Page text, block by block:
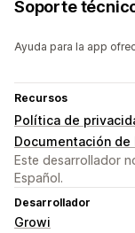
Soporte
Ayuda para la app
Recursos
Política de
Documentación de
Este desarrollador
Español.
Desarrollador
Growi